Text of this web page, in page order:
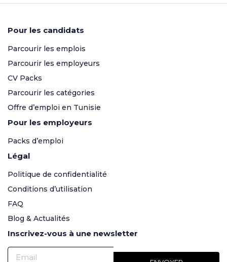
Pour les candidats
Parcourir les emplois
Parcourir les employeurs
CV Packs
Parcourir les catégories
Offre d’emploi en Tunisie
Pour les employeurs
Packs d’emploi
Légal
Politique de confidentialité
Conditions d’utilisation
FAQ
Blog & Actualités
Inscrivez-vous à une newsletter